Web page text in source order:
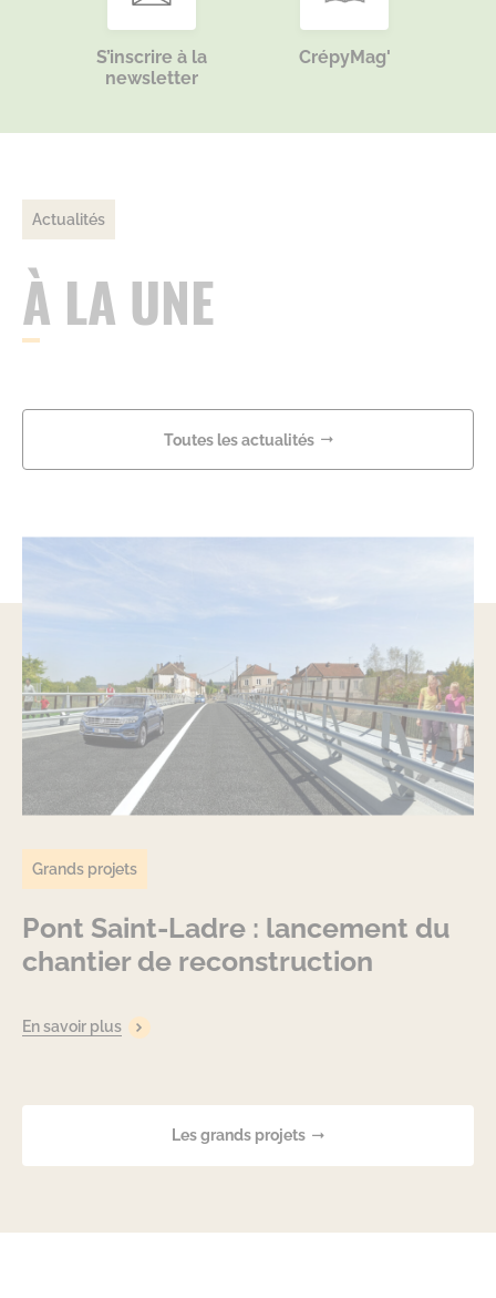
S’inscrire à la
newsletter
CrépyMag'
Actualités
À LA UNE
Toutes les actualités
Grands projets
Pont Saint-Ladre : lancement du
chantier de reconstruction
En savoir plus
Les grands projets